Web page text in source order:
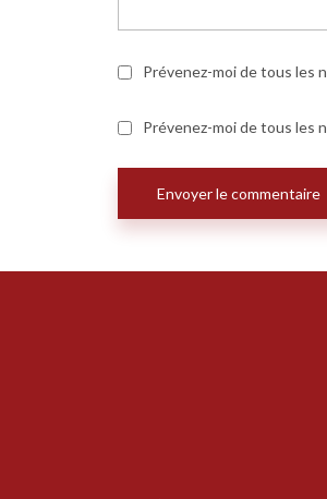
Prévenez-moi de tous les
Prévenez-moi de tous les